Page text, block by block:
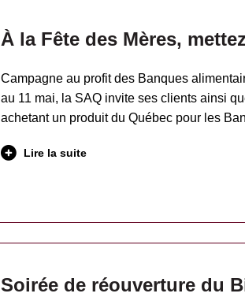
À la Fête des Mères,
Campagne au profit des Banques
au 11 mai, la SAQ invite ses clients ainsi
achetant un produit du Québec pour les
Lire la suite
Soirée de réouverture du